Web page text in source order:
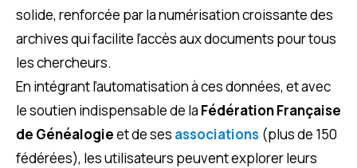
solide, renforcée par la numérisation croissante des
archives qui facilite l’accès aux documents pour tous
les chercheurs.
En intégrant l’automatisation à ces données, et avec
le soutien indispensable de la Fédération Française
de Généalogieet de ses associations (plus de 150
fédérées), les utilisateurs peuvent explorer leurs